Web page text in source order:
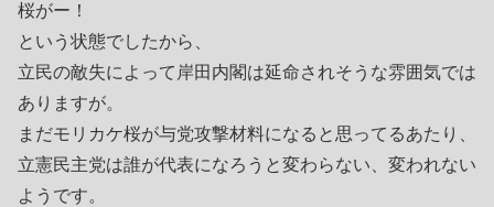
桜がー！
という状態でしたから、
立民の敵失によって岸田内閣は延命されそうな雰囲気では
ありますが。
まだモリカケ桜が与党攻撃材料になると思ってるあたり、
立憲民主党は誰が代表になろうと変わらない、変われない
ようです。